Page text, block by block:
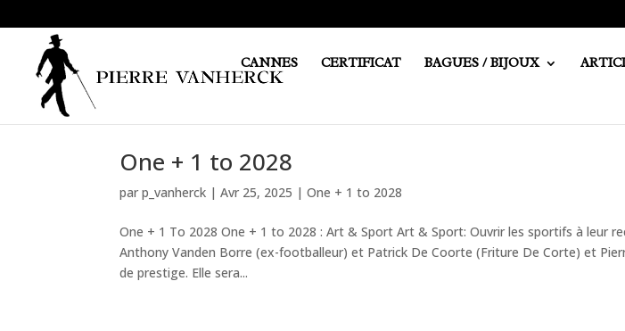
CANNES CERTIFICAT BAGUES / BIJOUX
One + 1 to 2028
parp_vanherck |Avr 25, 2025 |One + 1 to 2028
One + 1 To 2028 One + 1 to 2028 : Art & Sport Art & Sport: Ouvrir les sportifs à leur
Anthony Vanden Borre (ex-footballeur) et Patrick De Coorte (Friture De Corte) et
de prestige. Elle sera...